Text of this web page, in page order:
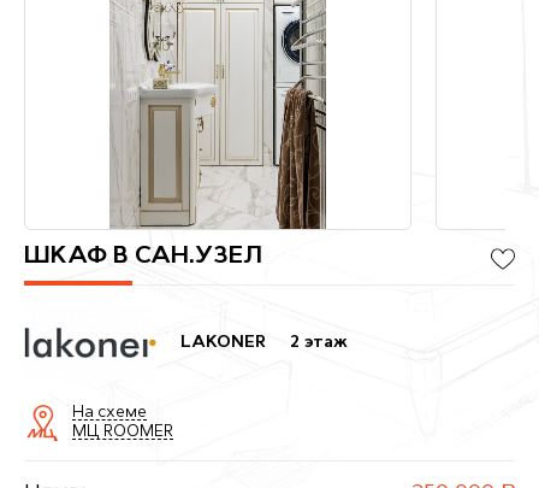
ШКАФ В САН.УЗЕЛ
LAKONER 2 этаж
На схеме
МЦ ROOMER